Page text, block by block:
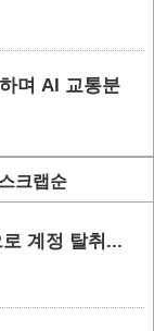
며 AI 교통분
스크랩순
계정 탈취...